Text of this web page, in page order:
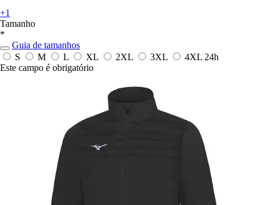
+1
Tamanho
*
Guia de tamanhos
S
M L XL 2XL 3XL 4XL 24h
Este campo é obrigatório